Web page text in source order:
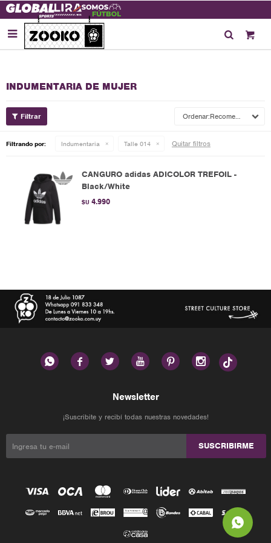

INDUMENTARIA DE MUJER
Recomendados
Filtrando por: Indumentaria Talle 014 Quitar filtros
CANGURO adidas ADICOLOR TREFOIL -
Black/White
$U 4.990
     
Newsletter
¡Suscribite y recibí todas nuestras novedades!
SUSCRIBIRME